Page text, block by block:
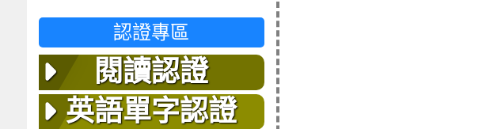
認證專區
閱讀認證
英語單字認證